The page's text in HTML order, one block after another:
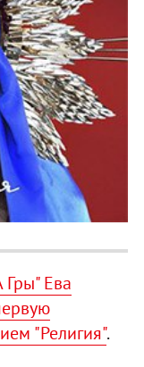
Гры" Ева
"Религия".